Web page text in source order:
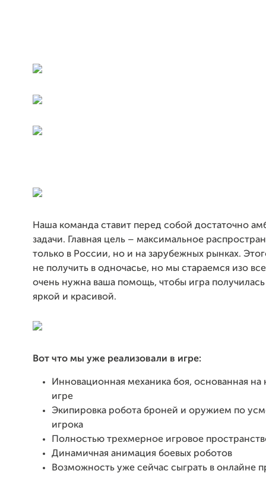
Наша команда ставит перед собой достаточно
задачи. Главная цель – максимальное
только в России, но и на зарубежных рынках.
не получить в одночасье, но мы стараемся изо
очень нужна ваша помощь, чтобы игра
яркой и красивой.
Вот что мы уже реализовали в игре:
Инновационная механика боя, основанная на
игре
Экипировка робота броней и оружием по
игрока
Полностью трехмерное игровое
Динамичная анимация боевых роботов
Возможность уже сейчас сыграть в онлайне